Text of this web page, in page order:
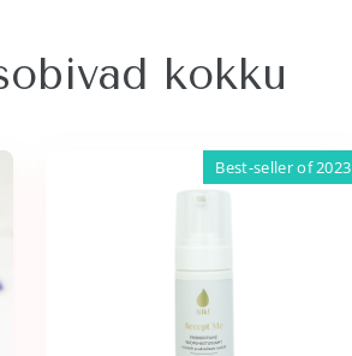
kokku
Best-seller of 2023